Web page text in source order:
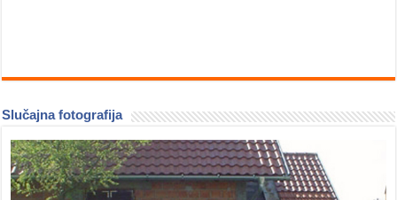
Slučajna fotografija